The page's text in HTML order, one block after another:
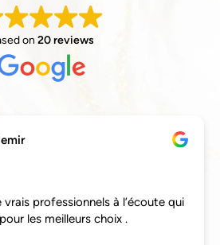
on 20 reviews
professionnels à l’écoute qui
les meilleurs choix .